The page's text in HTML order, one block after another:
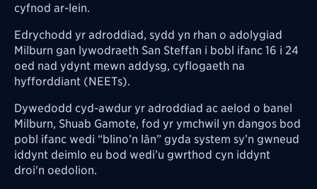
cyfnod ar-lein.
Edrychodd yr adroddiad, sydd yn rhan o adolygiad
Milburn gan lywodraeth San Steffan i bobl ifanc 16 i 24
oed nad ydynt mewn addysg, cyflogaeth na
hyfforddiant (NEETs).
Dywedodd cyd-awdur yr adroddiad ac aelod o banel
Milburn, Shuab Gamote, fod yr ymchwil yn dangos bod
pobl ifanc wedi “blino’n lân” gyda system sy’n gwneud
iddynt deimlo eu bod wedi’u gwrthod cyn iddynt
droi'n oedolion.